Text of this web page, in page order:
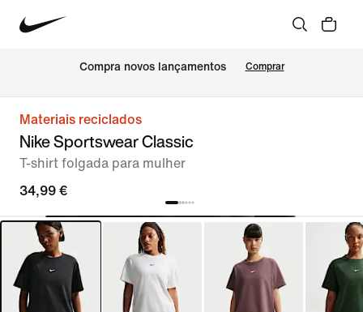
Compra novos lançamentos Comprar
Materiais reciclados
Nike Sportswear Classic
T-shirt folgada para mulher
34,99 €